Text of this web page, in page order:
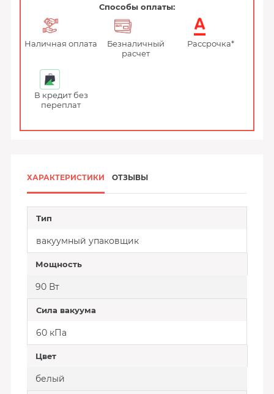
Способы оплаты:
Наличная оплата
Безналичный
расчет
Рассрочка*
В кредит без
переплат
ХАРАКТЕРИСТИКИ ОТЗЫВЫ
Тип
вакуумный упаковщик
Мощность
90 Вт
Сила вакуума
60 кПа
Цвет
белый